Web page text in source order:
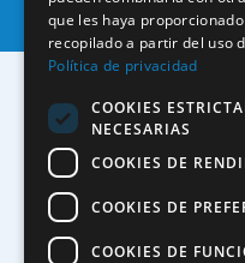
que les haya
recopilado a partir del uso
Política de privacidad
COOKIES
NECESARIAS
COOKIES DE
COOKIES DE
COOKIES DE